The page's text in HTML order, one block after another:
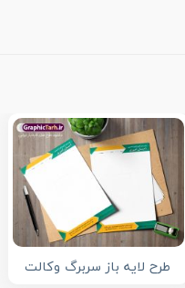
طرح لایه باز سربرگ وکالت